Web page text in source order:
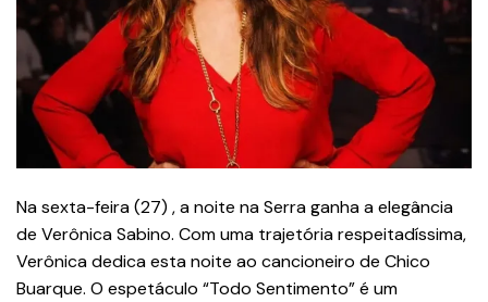
Na sexta-feira (27) , a noite na Serra ganha a elegância
de Verônica Sabino. Com uma trajetória respeitadíssima,
Verônica dedica esta noite ao cancioneiro de Chico
Buarque. O espetáculo “Todo Sentimento” é um